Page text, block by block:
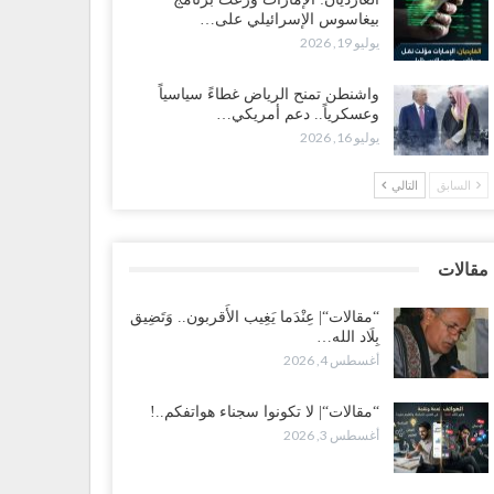
3, 2026
تصاعد الخلافات داخل “الرئاسي”.. أعضاء المجلس ينقلبون
العليمي ويلغون قراراته ويضغطون لإقالة مدير…
3, 2026
وغياب الغاز يفاقمان مأساة الأهالي بعدن.. مدينة تغرق
دوامة الانهيار الخدمي..!
لا تكونوا سجناء هواتفكم..!
بعد اقتحام منزل شيخ بارز.. قبائل الصحراء
تبدأ احتشاداً على الحدود السعودية..!
بيغاسوس الإسرائيلي على…
يوليو 19, 2026
واشنطن تمنح الرياض غطاءً سياسياً
وعسكرياً.. دعم أمريكي…
يوليو 16, 2026
السابق التالي
مقالات
“مقالات“| عِنْدَما يَغِيب الأَقربون.. وَتَضِيق
بِلَاد الله…
أغسطس 4, 2026
“مقالات“| لا تكونوا سجناء هواتفكم..!
أغسطس 3, 2026